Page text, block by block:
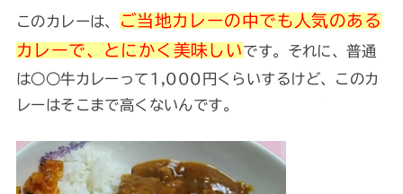
このカレーは、
ご当地カレーの中でも人気のある
カレーで、とにかく美味しいです。それに、普通
は○○牛カレーって1,000円くらいするけど、このカ
レーはそこまで高くないんです。